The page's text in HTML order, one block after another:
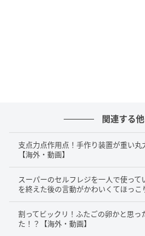
頭部をキャンバスにして、
で筆が勧められていますが
た線が描かれました。 そし
関連する
支点力点作用点！手作り装置が重い丸
【海外・動画】
スーパーのセルフレジを一人で使っ
を終えた後の言動がかわいくてほっこ
割ってビックリ！ふたごの卵かと思っ
た！？【海外・動画】